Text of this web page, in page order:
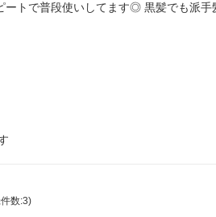
ートで普段使いしてます◎ 黒髪でも派手
数:3)